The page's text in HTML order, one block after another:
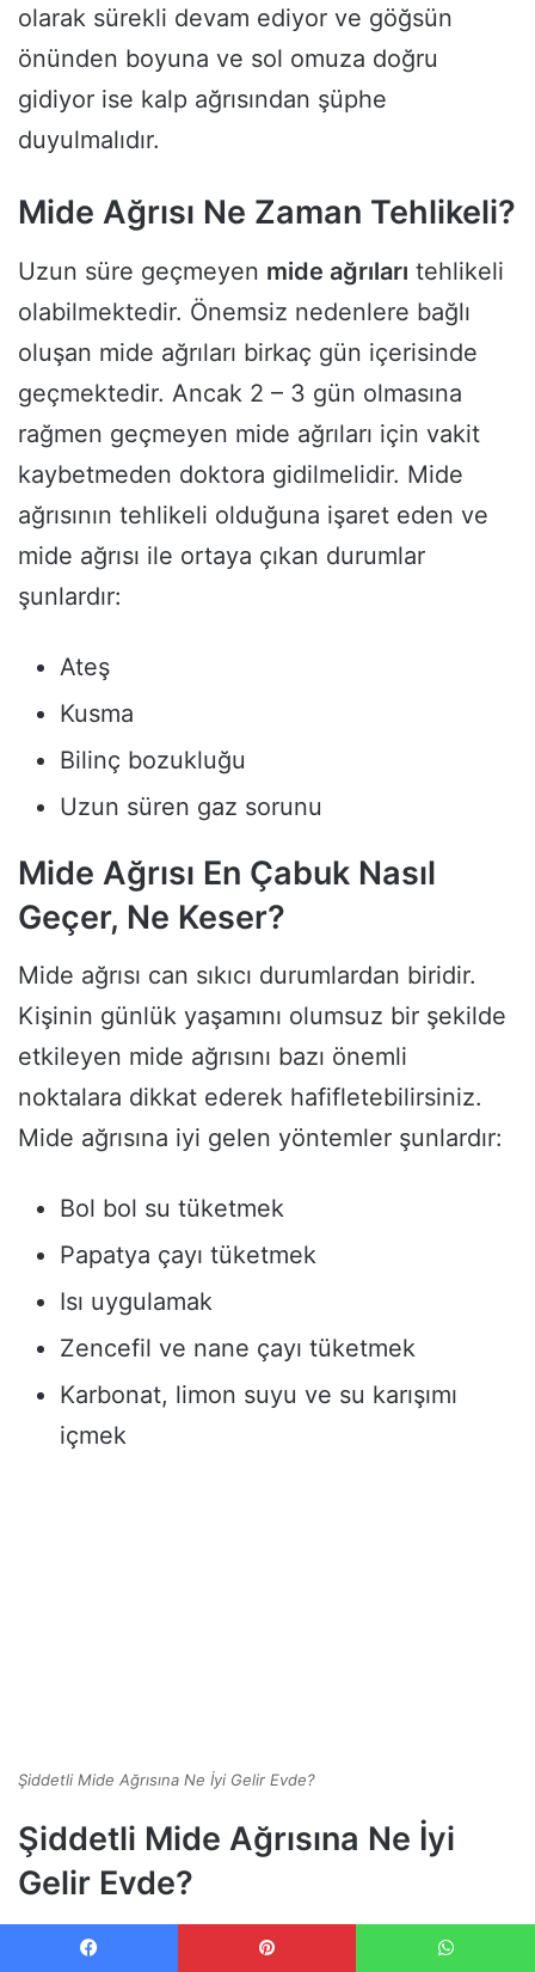
olarak sürekli devam ediyor ve göğsün
önünden boyuna ve sol omuza doğru
gidiyor ise kalp ağrısından şüphe
duyulmalıdır.
Mide Ağrısı Ne Zaman Tehlikeli?
Uzun süre geçmeyen mide ağrıları tehlikeli
olabilmektedir. Önemsiz nedenlere bağlı
oluşan mide ağrıları birkaç gün içerisinde
geçmektedir. Ancak 2 – 3 gün olmasına
rağmen geçmeyen mide ağrıları için vakit
kaybetmeden doktora gidilmelidir. Mide
ağrısının tehlikeli olduğuna işaret eden ve
mide ağrısı ile ortaya çıkan durumlar
şunlardır:
Ateş
Kusma
Bilinç bozukluğu
Uzun süren gaz sorunu
Mide Ağrısı En Çabuk Nasıl
Geçer, Ne Keser?
Mide ağrısı can sıkıcı durumlardan biridir.
Kişinin günlük yaşamını olumsuz bir şekilde
etkileyen mide ağrısını bazı önemli
noktalara dikkat ederek hafifletebilirsiniz.
Mide ağrısına iyi gelen yöntemler şunlardır:
Bol bol su tüketmek
Papatya çayı tüketmek
Isı uygulamak
Zencefil ve nane çayı tüketmek
Karbonat, limon suyu ve su karışımı
içmek
Şiddetli Mide Ağrısına Ne İyi Gelir Evde?
Şiddetli Mide Ağrısına Ne İyi
Gelir Evde?
Birçok kişi
şiddetli mide ağrısına ne iyi gelir